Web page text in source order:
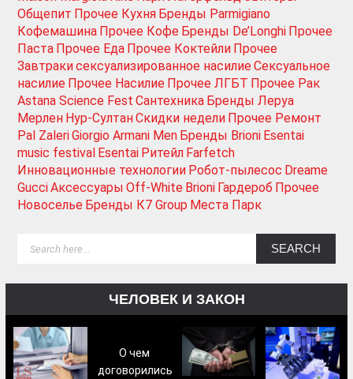
Общепит Прочее Кухня Бренды Parmigiano
Кофемашина Прочее Кофе Бренды De’Longhi Прочее
Паста Прочее Еда Прочее Коктейли Прочее
Завтракисексуализированное насилиеСексуальное
насилие Прочее Насилие Прочее ЛГБТ Прочее Рак
Astana Science Fest Сантехника Бренды Леруа
Мерлен Нур-СултанСкидки недели Прочее Ремонт
Pal ZaleriGiorgio Armani Men Бренды Brioni Esentai
music festival Esentai Ритейл Farfetch
Инновационные технологии Робот-пылесос Dreame
GucciАксессуары Off-White Brioni Гардероб Прочее
Новоселье Бренды К7 Group Места Парк
ЧЕЛОВЕК И ЗАКОН
О чем
договорились